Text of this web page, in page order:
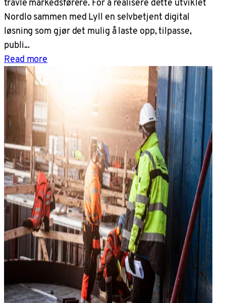
Nordlo sammen med Lyll en selvbetjent digital
løsning som gjør det mulig å laste opp, tilpasse,
publi...
Read more